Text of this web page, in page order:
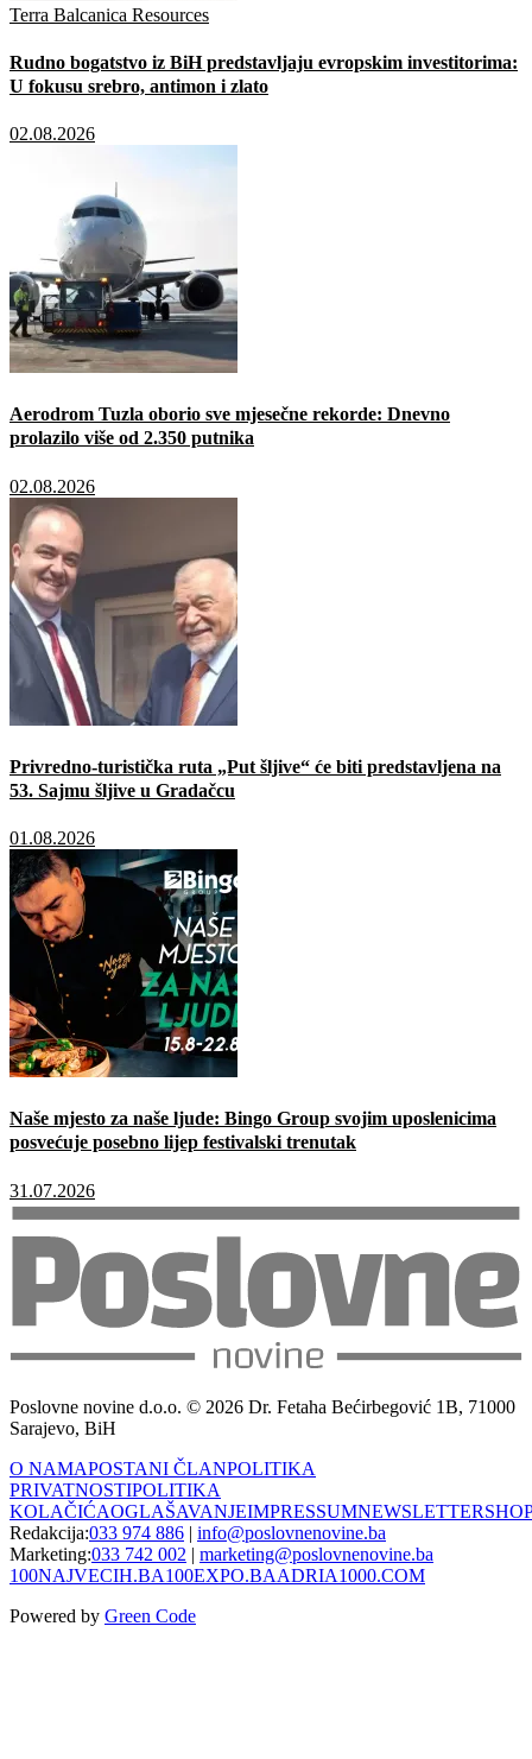
Terra Balcanica Resources
Rudno bogatstvo iz BiH predstavljaju evropskim investitorima:
U fokusu srebro, antimon i zlato
02.08.2026
Aerodrom Tuzla oborio sve mjesečne rekorde: Dnevno
prolazilo više od 2.350 putnika
02.08.2026
Privredno-turistička ruta „Put šljive“ će biti predstavljena na
53. Sajmu šljive u Gradačcu
01.08.2026
Naše mjesto za naše ljude: Bingo Group svojim uposlenicima
posvećuje posebno lijep festivalski trenutak
31.07.2026
Poslovne novine d.o.o. © 2026 Dr. Fetaha Bećirbegović 1B, 71000
Sarajevo, BiH
O NAMAPOSTANI ČLANPOLITIKA
PRIVATNOSTIPOLITIKA
KOLAČIĆAOGLAŠAVANJEIMPRESSUMNEWSLETTER
Redakcija:033 974 886 | info@poslovnenovine.ba
Marketing:033 742 002 | marketing@poslovnenovine.ba
100NAJVECIH.BA100EXPO.BAADRIA1000.COM
Powered by Green Code